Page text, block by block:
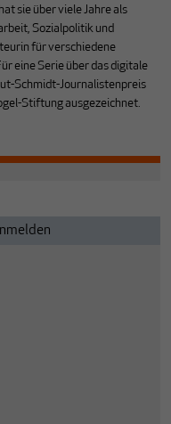
sie über viele Jahre als
Sozialpolitik und
für verschiedene
eine Serie über das digitale
Schmidt-Journalistenpreis
Stiftung ausgezeichnet.